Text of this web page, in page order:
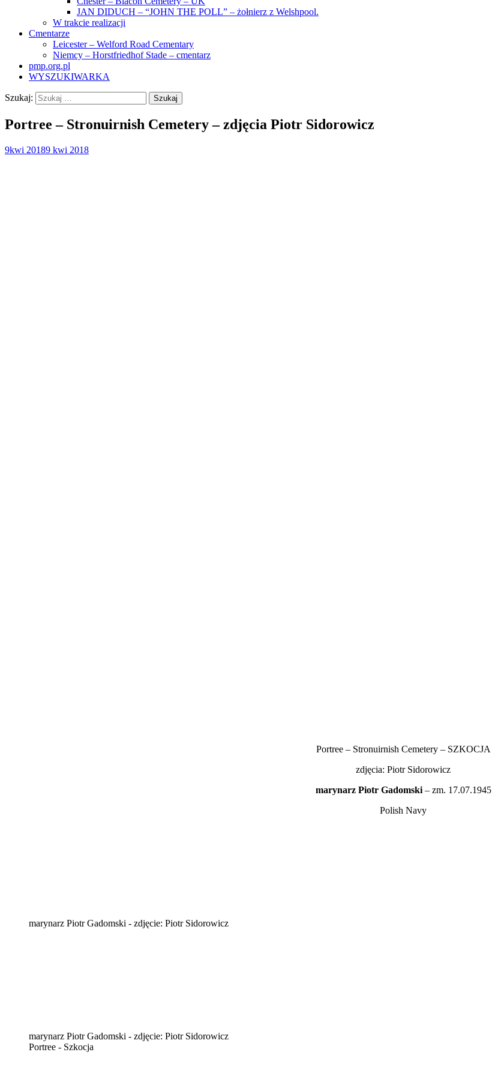
JAN DIDUCH – “JOHN THE POLL” – żołnierz z Welshpool.
W trakcie realizacji
Cmentarze
Leicester – Welford Road Cementary
Niemcy – Horstfriedhof Stade – cmentarz
pmp.org.pl
WYSZUKIWARKA
Szukaj:
Portree – Stronuirnish Cemetery – zdjęcia Piotr Sidorowicz
9kwi 20189 kwi 2018
Portree – Stronuirnish Cemetery – SZKOCJA
zdjęcia: Piotr Sidorowicz
marynarz Piotr Gadomski– zm. 17.07.1945
Polish Navy
marynarz Piotr Gadomski - zdjęcie: Piotr Sidorowicz
marynarz Piotr Gadomski - zdjęcie: Piotr Sidorowicz
Portree - Szkocja